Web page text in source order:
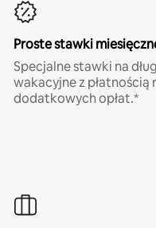
Proste stawki
Specjalne stawki na
wakacyjne z płatnością
dodatkowych opłat.*